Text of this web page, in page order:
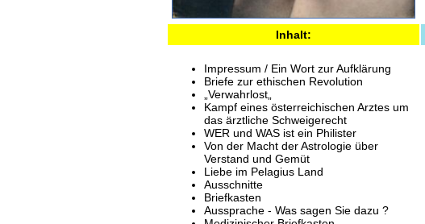
Inhalt:
Impressum / Ein Wort zur Aufklärung
Briefe zur ethischen Revolution
„Verwahrlost„
Kampf eines österreichischen Arztes um
das ärztliche Schweigerecht
WER und WAS ist ein Philister
Von der Macht der Astrologie über
Verstand und Gemüt
Liebe im Pelagius Land
Ausschnitte
Briefkasten
Aussprache - Was sagen Sie dazu ?